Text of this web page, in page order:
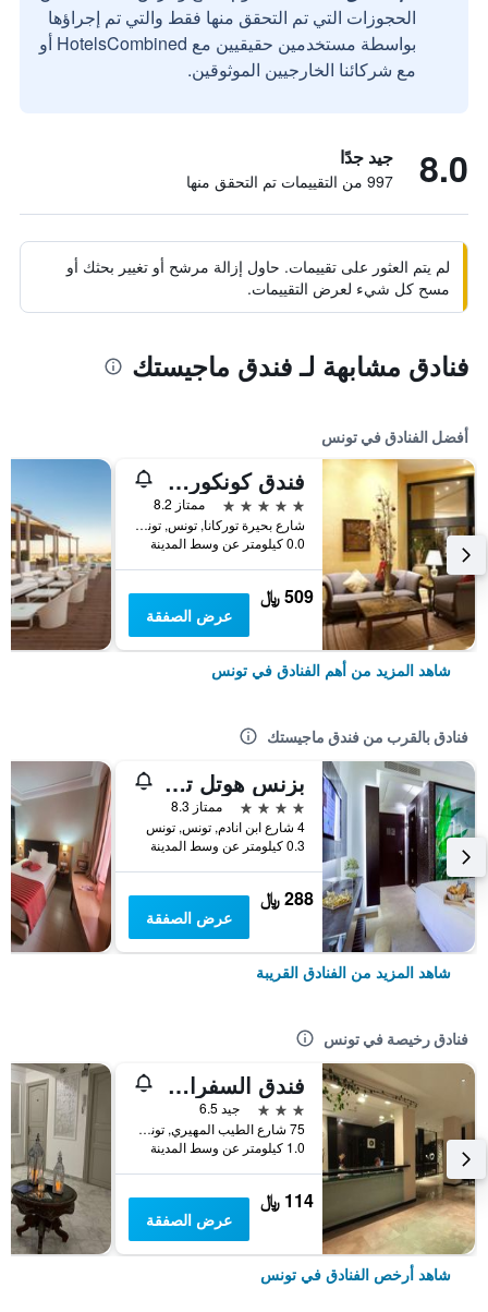
الحجوزات التي تم التحقق منها فقط والتي تم إجراؤها
بواسطة مستخدمين حقيقيين مع HotelsCombined أو
مع شركائنا الخارجيين الموثوقين.
8.0 جيد جدًا
997 من التقييمات تم التحقق منها
لم يتم العثور على تقييمات. حاول إزالة مرشح أو تغيير بحثك أو
مسح كل شيء لعرض التقييمات.
فنادق مشابهة لـ فندق ماجيستك
أفضل الفنادق في تونس
فندق كونكورد بيرجس دو لاك
5 نجوم
ممتاز 8.2
شارع بحيرة توركانا, تونس, تونس
0.0 كيلومتر عن وسط المدينة
509 ﷼
عرض الصفقة
شاهد المزيد من أهم الفنادق في تونس
فنادق بالقرب من فندق ماجيستك
بزنس هوتل تونس
4 نجوم
ممتاز 8.3
4 شارع ابن انادم, تونس, تونس
0.3 كيلومتر عن وسط المدينة
288 ﷼
عرض الصفقة
شاهد المزيد من الفنادق القريبة
فنادق رخيصة في تونس
فندق السفراء تونس
3 نجوم
جيد 6.5
75 شارع الطيب المهيري, تونس, تونس
1.0 كيلومتر عن وسط المدينة
114 ﷼
عرض الصفقة
شاهد أرخص الفنادق في تونس